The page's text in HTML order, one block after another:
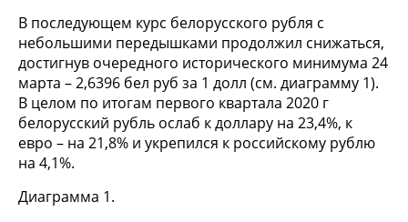
В последующем курс белорусского рубля с
небольшими передышками продолжил снижаться,
достигнув очередного исторического минимума 24
марта – 2,6396 бел руб за 1 долл (см. диаграмму 1).
В целом по итогам первого квартала 2020 г
белорусский рубль ослаб к доллару на 23,4%, к
евро – на 21,8% и укрепился к российскому рублю
на 4,1%.
Диаграмма 1.